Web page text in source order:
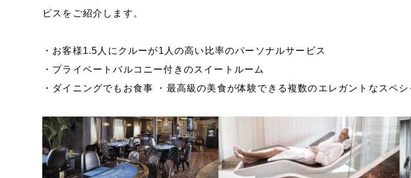
ビスをご紹介します。
・お客様1.5人にクルーが1人の高い比率のパーソナルサービス
・プライベートバルコニー付きのスイートルーム
・ダイニングでもお食事 ・最高級の美食が体験できる複数のエレガントなスペ